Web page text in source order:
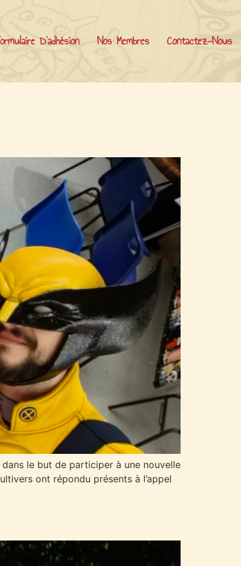
D’adhésion Nos Membres Contactez-Nous
le but de participer à une nouvelle
ont répondu présents à l’appel